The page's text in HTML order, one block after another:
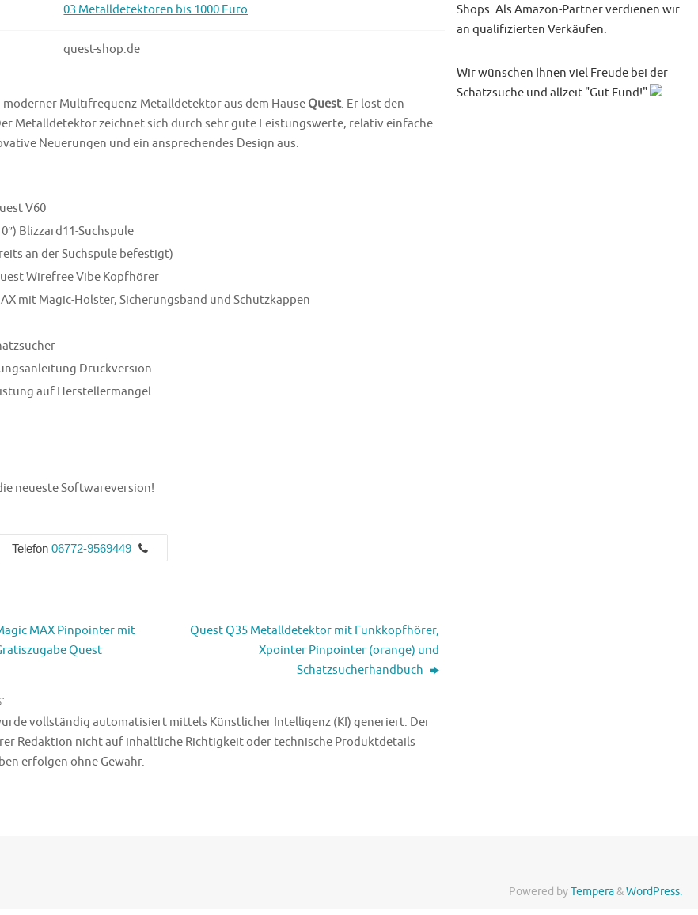
03 Metalldetektoren bis 1000 Euro
quest-shop.de
Multifrequenz-Metalldetektor aus dem Hause Quest. Er löst den
Metalldetektor zeichnet sich durch sehr gute Leistungswerte, relativ einfache
Neuerungen und ein ansprechendes Design aus.
V60
Blizzard11-Suchspule
an der Suchspule befestigt)
Wirefree Vibe Kopfhörer
mit Magic-Holster, Sicherungsband und Schutzkappen
Druckversion
auf Herstellermängel
neueste Softwareversion!
Telefon 06772-9569449
MAX Pinpointer mit
Quest
Quest Q35 Metalldetektor mit Funkkopfhörer,
Xpointer Pinpointer (orange) und
Schatzsucherhandbuch
vollständig automatisiert mittels Künstlicher Intelligenz (KI) generiert. Der
Redaktion nicht auf inhaltliche Richtigkeit oder technische Produktdetails
erfolgen ohne Gewähr.
Shops. Als Amazon-Partner verdienen wir
an qualifizierten Verkäufen.
Wir wünschen Ihnen viel Freude bei der
Schatzsuche und allzeit "Gut Fund!"
Powered byTempera&WordPress.